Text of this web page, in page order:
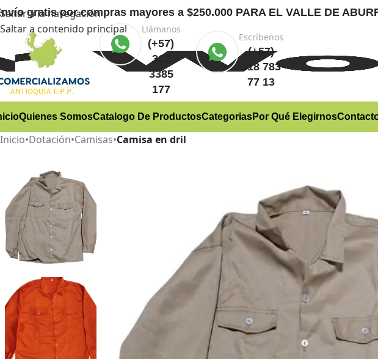
Saltar a la navegación
Saltar a contenido principal
gratispor compras mayores a $250.000 PARA EL VALLE DE
Llámanos
(+57)
312
3385
177
Escríbenos
(+57)
318 783
77 13
Quienes SomosCatalogo De ProductosCategoriasPor Qué Elegirnos
Inicio•Dotación•Camisas•Camisa en dril